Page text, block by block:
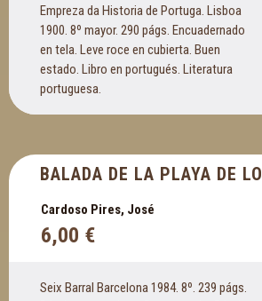
Empreza da Historia de Portuga. Lisboa
1900. 8º mayor. 290 págs. Encuadernado
en tela. Leve roce en cubierta. Buen
estado. Libro en portugués. Literatura
portuguesa.
BALADA DE LA PLAYA DE
Cardoso Pires, José
6,00 €
Seix Barral Barcelona 1984. 8º. 239 págs.